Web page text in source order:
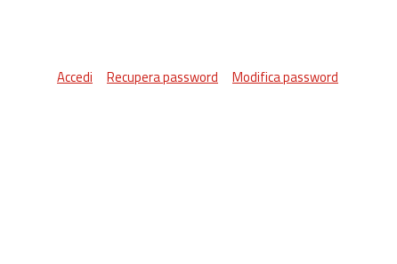
Accedi Recupera password Modifica password